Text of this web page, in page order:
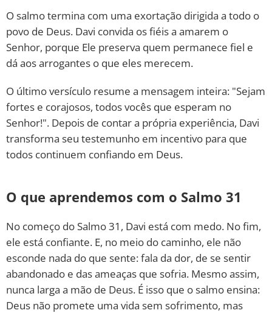
O salmo termina com uma exortação dirigida a todo o
povo de Deus. Davi convida os fiéis a amarem o
Senhor, porque Ele preserva quem permanece fiel e
dá aos arrogantes o que eles merecem.
O último versículo resume a mensagem inteira: "Sejam
fortes e corajosos, todos vocês que esperam no
Senhor!". Depois de contar a própria experiência, Davi
transforma seu testemunho em incentivo para que
todos continuem confiando em Deus.
O que aprendemos com o Salmo 31
No começo do Salmo 31, Davi está com medo. No fim,
ele está confiante. E, no meio do caminho, ele não
esconde nada do que sente: fala da dor, de se sentir
abandonado e das ameaças que sofria. Mesmo assim,
nunca larga a mão de Deus. É isso que o salmo ensina:
Deus não promete uma vida sem sofrimento, mas